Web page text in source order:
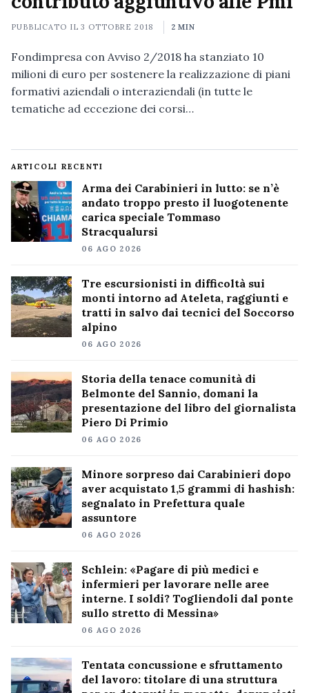
PUBBLICATO IL3 OTTOBRE 2018 2 MIN
Fondimpresa con Avviso 2/2018 ha stanziato 10
milioni di euro per sostenere la realizzazione di piani
formativi aziendali o interaziendali (in tutte le
tematiche ad eccezione dei corsi…
ARTICOLI RECENTI
Arma dei Carabinieri in lutto: se n’è
andato troppo presto il luogotenente
carica speciale Tommaso
Stracqualursi
06 AGO 2026
Tre escursionisti in difficoltà sui
monti intorno ad Ateleta, raggiunti e
tratti in salvo dai tecnici del Soccorso
alpino
06 AGO 2026
Storia della tenace comunità di
Belmonte del Sannio, domani la
presentazione del libro del giornalista
Piero Di Primio
06 AGO 2026
Minore sorpreso dai Carabinieri dopo
aver acquistato 1,5 grammi di hashish:
segnalato in Prefettura quale
assuntore
06 AGO 2026
Schlein: «Pagare di più medici e
infermieri per lavorare nelle aree
interne. I soldi? Togliendoli dal ponte
sullo stretto di Messina»
06 AGO 2026
Tentata concussione e sfruttamento
del lavoro: titolare di una struttura